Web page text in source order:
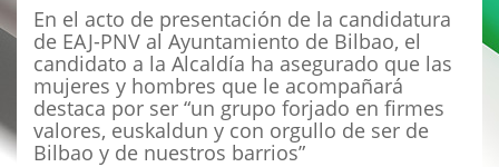
En el acto de presentación de la candidatura
de EAJ-PNV al Ayuntamiento de Bilbao, el
candidato a la Alcaldía ha asegurado que las
mujeres y hombres que le acompañará
destaca por ser “un grupo forjado en firmes
valores, euskaldun y con orgullo de ser de
Bilbao y de nuestros barrios”